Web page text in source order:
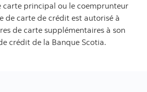
carte principal ou le coemprunteur
de carte de crédit est autorisé à
de carte supplémentaires à son
crédit de la Banque Scotia.